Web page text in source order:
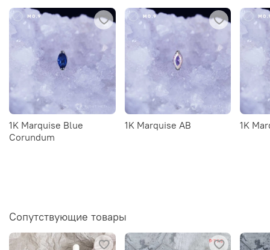
1K Marquise Blue
Corundum
1K Marquise AB 1K
Сопутствующие товары